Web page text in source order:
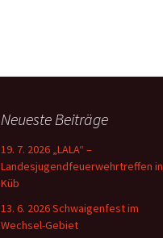
2013
Neueste Beiträge
19. 7. 2026 „LALA“ –
Landesjugendfeuerwehrtreffen in
Küb
13. 6. 2026 Schwaigenfest im
Wechsel-Gebiet